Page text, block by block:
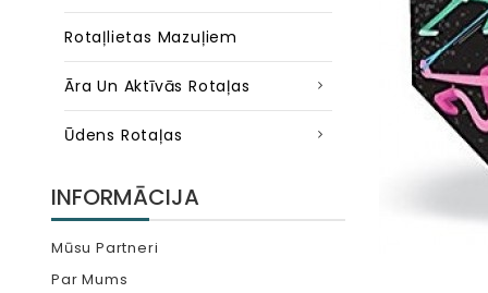
Rotaļlietas Mazuļiem
Āra Un Aktīvās Rotaļas
Ūdens Rotaļas
INFORMĀCIJA
Mūsu Partneri
Par Mums